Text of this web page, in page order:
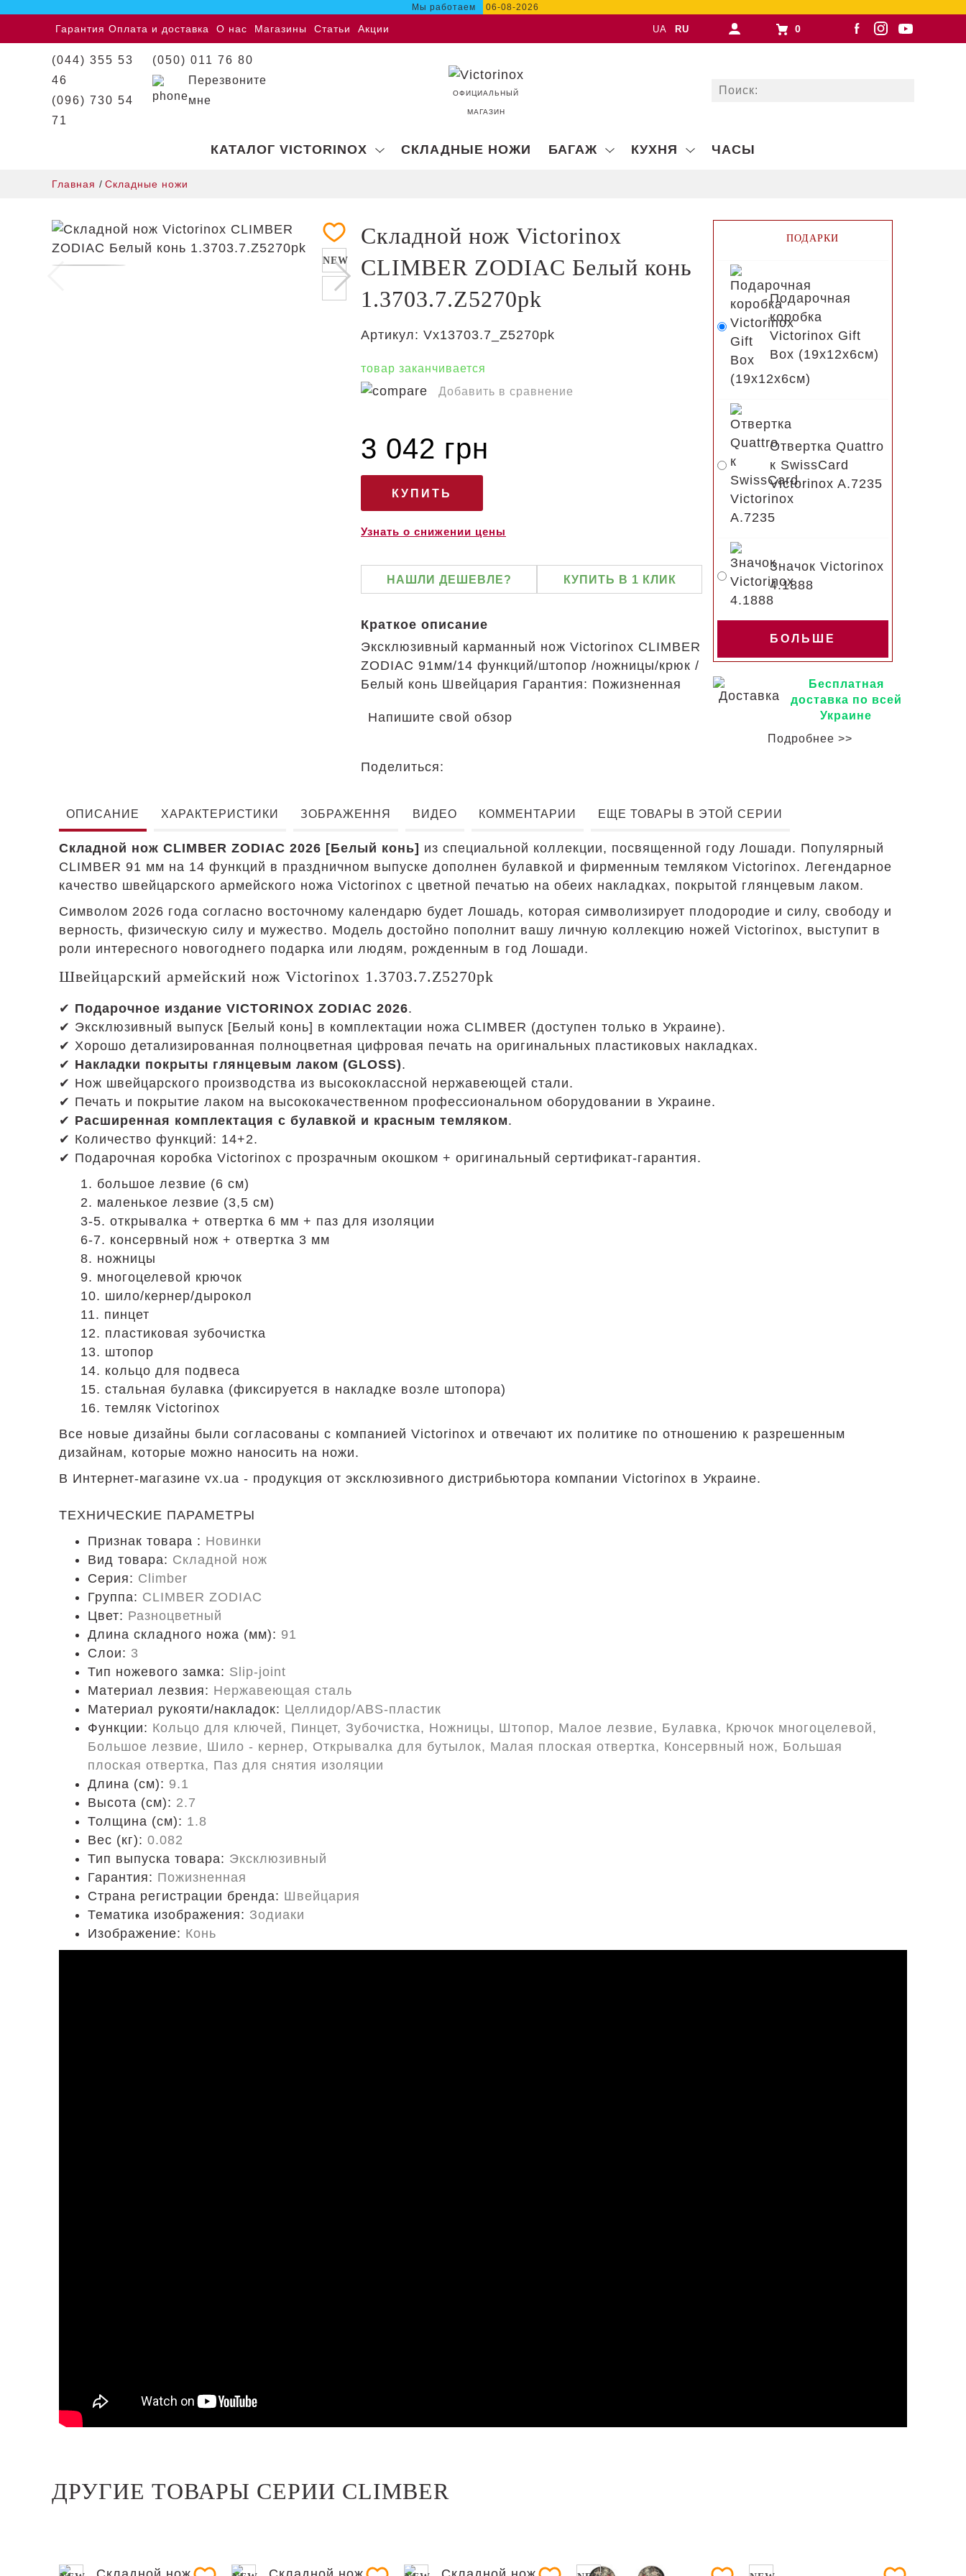
Мы работаем 06-08-2026
Гарантия Оплата и доставка О нас Магазины Статьи Акции UA RU 0
(044) 355 53
46
(096) 730 54
71
(050) 011 76 80
Перезвоните
мне
ОФИЦИАЛЬНЫЙ
МАГАЗИН
КАТАЛОГ VICTORINOX СКЛАДНЫЕ НОЖИ БАГАЖ КУХНЯ ЧАСЫ
Главная / Складные ножи
NEW
Складной нож Victorinox
CLIMBER ZODIAC Белый конь
1.3703.7.Z5270pk
Артикул: Vx13703.7_Z5270pk
товар заканчивается
Добавить в сравнение
3 042 грн
Узнать о снижении цены
НАШЛИ ДЕШЕВЛЕ? КУПИТЬ В 1 КЛИК
Краткое описание
Эксклюзивный карманный нож Victorinox CLIMBER
ZODIAC 91мм/14 функций/штопор /ножницы/крюк /
Белый конь Швейцария Гарантия: Пожизненная
Напишите свой обзор
Поделиться:
ПОДАРКИ
Подарочная
коробка
Victorinox Gift
Box (19x12x6см)
Отвертка Quattro
к SwissCard
Victorinox A.7235
Значок Victorinox
4.1888
БОЛЬШЕ
Бесплатная
доставка по всей
Украине
Подробнее >>
ОПИСАНИЕ ХАРАКТЕРИСТИКИ ЗОБРАЖЕННЯ ВИДЕО КОММЕНТАРИИ ЕЩЕ ТОВАРЫ В ЭТОЙ СЕРИИ
Складной нож CLIMBER ZODIAC 2026 [Белый конь] из специальной коллекции, посвященной году Лошади. Популярный
CLIMBER 91 мм на 14 функций в праздничном выпуске дополнен булавкой и фирменным темляком Victorinox. Легендарное
качество швейцарского армейского ножа Victorinox с цветной печатью на обеих накладках, покрытой глянцевым лаком.
Символом 2026 года согласно восточному календарю будет Лошадь, которая символизирует плодородие и силу, свободу и
верность, физическую силу и мужество. Модель достойно пополнит вашу личную коллекцию ножей Victorinox, выступит в
роли интересного новогоднего подарка или людям, рожденным в год Лошади.
Швейцарский армейский нож Victorinox 1.3703.7.Z5270pk
✔ Подарочное издание VICTORINOX ZODIAC 2026.
✔ Эксклюзивный выпуск [Белый конь] в комплектации ножа CLIMBER (доступен только в Украине).
✔ Хорошо детализированная полноцветная цифровая печать на оригинальных пластиковых накладках.
✔ Накладки покрыты глянцевым лаком (GLOSS).
✔ Нож швейцарского производства из высококлассной нержавеющей стали.
✔ Печать и покрытие лаком на высококачественном профессиональном оборудовании в Украине.
✔ Расширенная комплектация с булавкой и красным темляком.
✔ Количество функций: 14+2.
✔ Подарочная коробка Victorinox с прозрачным окошком + оригинальный сертификат-гарантия.
1. большое лезвие (6 см)
2. маленькое лезвие (3,5 см)
3-5. открывалка + отвертка 6 мм + паз для изоляции
6-7. консервный нож + отвертка 3 мм
8. ножницы
9. многоцелевой крючок
10. шило/кернер/дырокол
11. пинцет
12. пластиковая зубочистка
13. штопор
14. кольцо для подвеса
15. стальная булавка (фиксируется в накладке возле штопора)
16. темляк Victorinox
Все новые дизайны были согласованы с компанией Victorinox и отвечают их политике по отношению к разрешенным
дизайнам, которые можно наносить на ножи.
В Интернет-магазине vx.ua - продукция от эксклюзивного дистрибьютора компании Victorinox в Украине.
ТЕХНИЧЕСКИЕ ПАРАМЕТРЫ
Признак товара : Новинки
Вид товара: Складной нож
Серия: Climber
Группа: CLIMBER ZODIAC
Цвет: Разноцветный
Длина складного ножа (мм): 91
Слои: 3
Тип ножевого замка: Slip-joint
Материал лезвия: Нержавеющая сталь
Материал рукояти/накладок: Целлидор/ABS-пластик
Функции: Кольцо для ключей, Пинцет, Зубочистка, Ножницы, Штопор, Малое лезвие, Булавка, Крючок многоцелевой,
Большое лезвие, Шило - кернер, Открывалка для бутылок, Малая плоская отвертка, Консервный нож, Большая
плоская отвертка, Паз для снятия изоляции
Длина (cм): 9.1
Высота (см): 2.7
Толщина (см): 1.8
Вес (кг): 0.082
Тип выпуска товара: Эксклюзивный
Гарантия: Пожизненная
Страна регистрации бренда: Швейцария
Тематика изображения: Зодиаки
Изображение: Конь
ДРУГИЕ ТОВАРЫ СЕРИИ CLIMBER